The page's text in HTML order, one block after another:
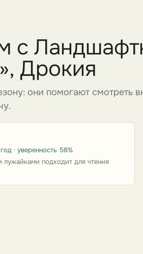
с
Дрокия
они помогают смотреть
· уверенность 58%
подходит для чтения